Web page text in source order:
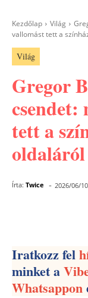
Kezdőlap Világ
vallomást tett a
Világ
Gregor
csendet:
tett a
oldaláról
Írta: Twice - 2026/06/10
Iratkozz fel
minket a
Whatsappon